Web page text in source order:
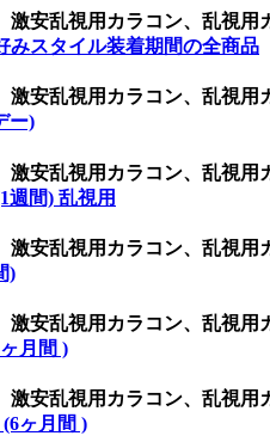
安乱視用カラコン、乱視用
みスタイル装着期間の全商品
安乱視用カラコン、乱視用
ー)
安乱視用カラコン、乱視用
週間) 乱視用
安乱視用カラコン、乱視用
)
安乱視用カラコン、乱視用
月間 )
安乱視用カラコン、乱視用
(6ヶ月間 )